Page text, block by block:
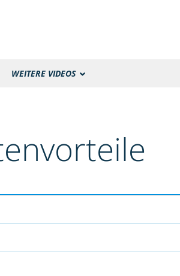
WEITERE VIDEOS